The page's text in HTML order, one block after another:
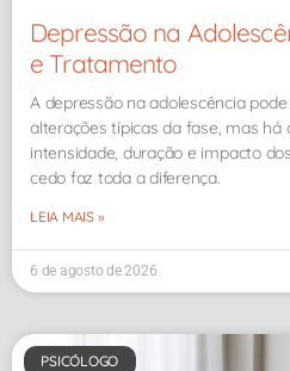
Depressão na
e Tratamento
A depressão na adolescência
alterações típicas da fase, mas
intensidade, duração e impacto
cedo faz toda a diferença.
LEIA MAIS »
6 de agosto de 2026
PSICÓLOGO